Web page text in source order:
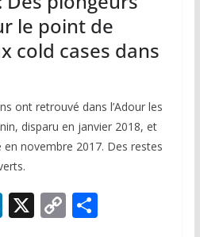
le point de
cold cases dans
ont retrouvé dans l’Adour les
disparu en janvier 2018, et
en novembre 2017. Des restes
Li X C P